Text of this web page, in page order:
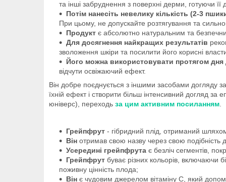
та інші забруднення з поверхні дерми, готуючи
Потім нанесіть невелику кількість (2-3
При цьому, не допускайте розтягування та
Продукт є абсолютно натуральним та
Для досягнення найкращих результатів
зволоження шкіри та посилити його корисні
Його можна використовувати протягом
відчути освіжаючий ефект.
Він добре поєднується з іншими засобами догляду
їхній ефект і створити більш інтенсивний догляд за
юніверс), переходь за цим активним посиланням
Грейпфрут - гібридний плід, отриманий
Він отримав свою назву через свою
Усередині грейпфрута є безліч сегментів,
Грейпфрут буває різних кольорів, включаючи
поживну цінність плода;
Він є чудовим джерелом вітаміну C, який